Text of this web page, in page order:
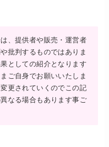
、提供者や販売・運営者
批判するものではありま
としての紹介となります
ご自身でお願いいたしま
更されていくのでこの記
なる場合もあります事ご